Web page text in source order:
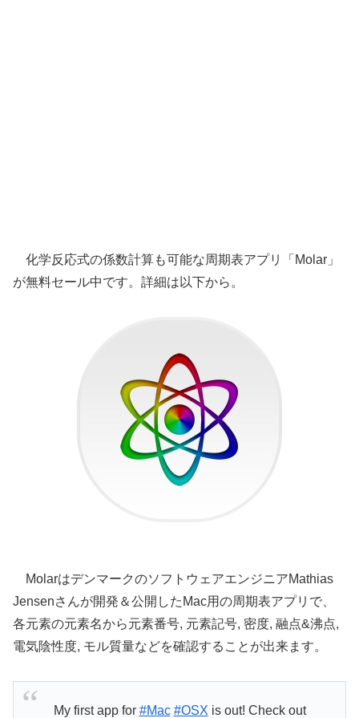
化学反応式の係数計算も可能な周期表アプリ「Molar」
が無料セール中です。詳細は以下から。
MolarはデンマークのソフトウェアエンジニアMathias
Jensenさんが開発＆公開したMac用の周期表アプリで、
各元素の元素名から元素番号, 元素記号, 密度, 融点&沸点,
電気陰性度, モル質量などを確認することが出来ます。
My first app for #Mac #OSX is out! Check out